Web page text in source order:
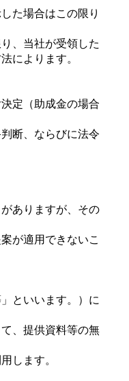
た場合はこの限り
、当社が受領した
によります。
定（助成金の場合
断、ならびに法令
ありますが、その
が適用できないこ
といいます。）に
、提供資料等の無
します。